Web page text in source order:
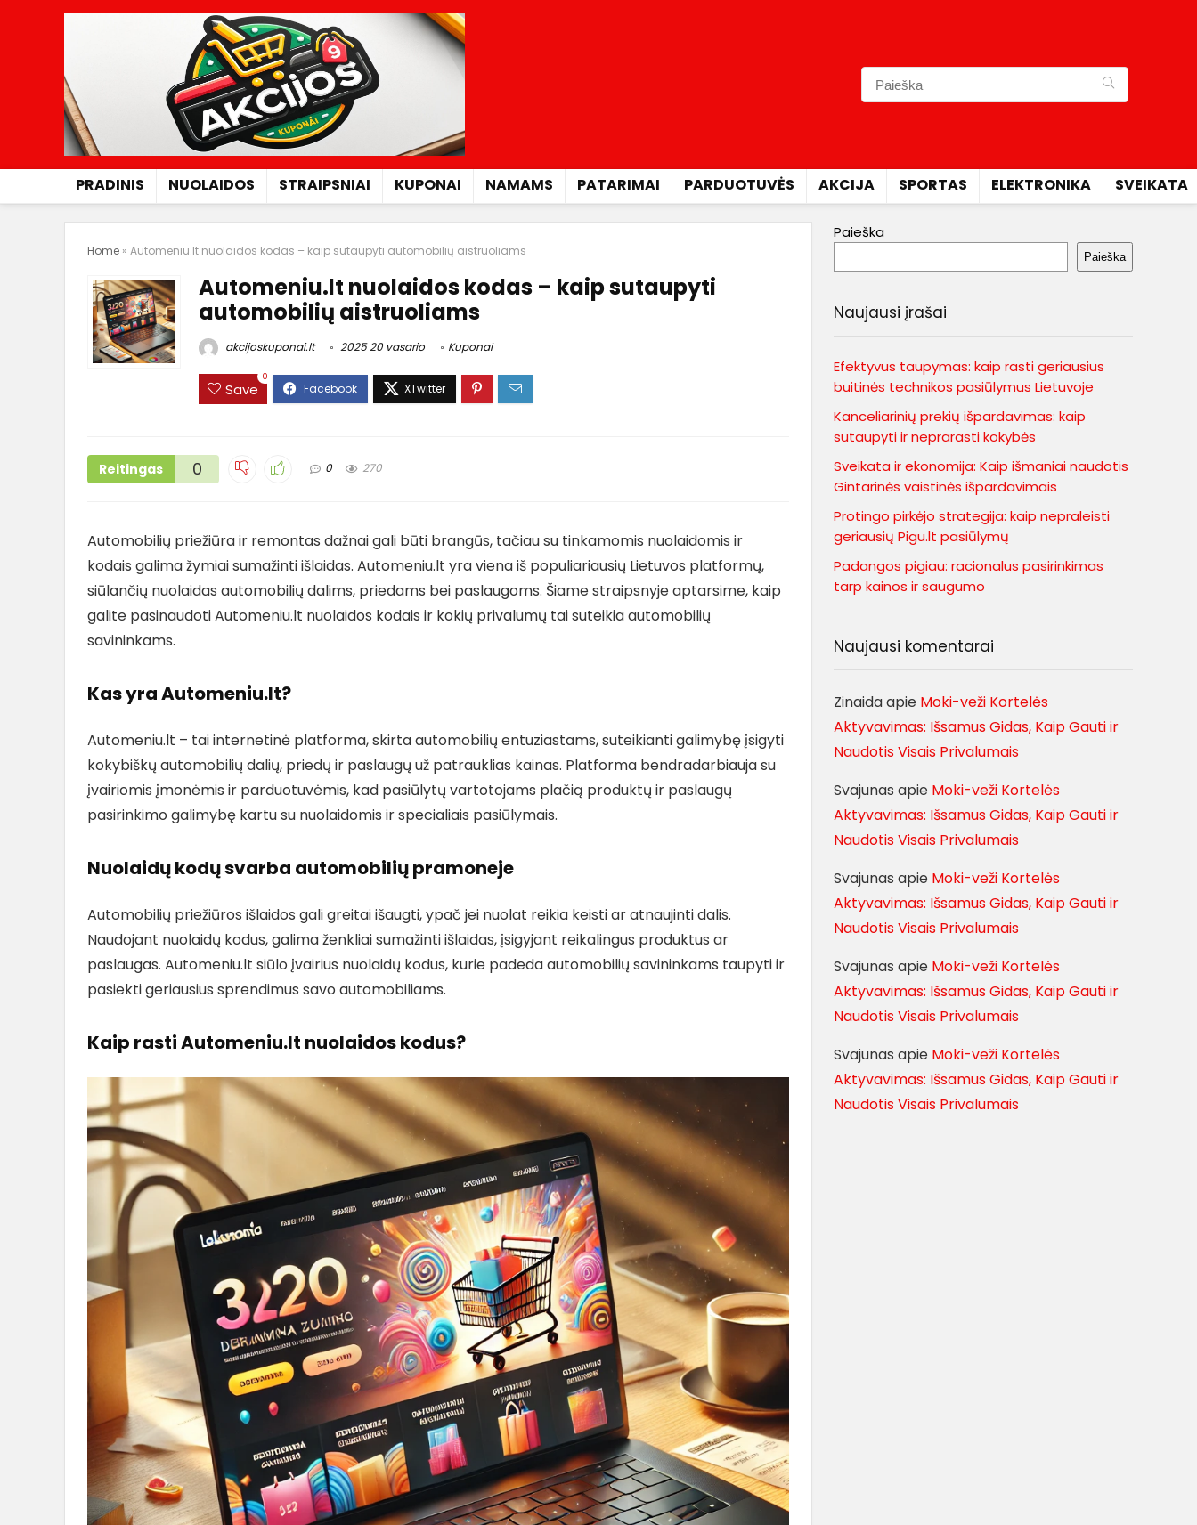
PRADINIS NUOLAIDOS STRAIPSNIAI KUPONAI NAMAMS PATARIMAI PARDUOTUVĖS AKCIJA SPORTAS ELEKTRONIKA SVEIKATA
Home » Automeniu.lt nuolaidos kodas – kaip sutaupyti automobilių aistruoliams
Automeniu.lt nuolaidos kodas – kaip sutaupyti
automobilių aistruoliams
akcijoskuponai.lt 2025 20 vasario Kuponai
Save
0
Reitingas 0 0 270
Automobilių priežiūra ir remontas dažnai gali būti brangūs, tačiau su tinkamomis nuolaidomis ir
kodais galima žymiai sumažinti išlaidas. Automeniu.lt yra viena iš populiariausių Lietuvos platformų,
siūlančių nuolaidas automobilių dalims, priedams bei paslaugoms. Šiame straipsnyje aptarsime, kaip
galite pasinaudoti Automeniu.lt nuolaidos kodais ir kokių privalumų tai suteikia automobilių
savininkams.
Kas yra Automeniu.lt?
Automeniu.lt – tai internetinė platforma, skirta automobilių entuziastams, suteikianti galimybę įsigyti
kokybiškų automobilių dalių, priedų ir paslaugų už patrauklias kainas. Platforma bendradarbiauja su
įvairiomis įmonėmis ir parduotuvėmis, kad pasiūlytų vartotojams plačią produktų ir paslaugų
pasirinkimo galimybę kartu su nuolaidomis ir specialiais pasiūlymais.
Nuolaidų kodų svarba automobilių pramoneje
Automobilių priežiūros išlaidos gali greitai išaugti, ypač jei nuolat reikia keisti ar atnaujinti dalis.
Naudojant nuolaidų kodus, galima ženkliai sumažinti išlaidas, įsigyjant reikalingus produktus ar
paslaugas. Automeniu.lt siūlo įvairius nuolaidų kodus, kurie padeda automobilių savininkams taupyti ir
pasiekti geriausius sprendimus savo automobiliams.
Kaip rasti Automeniu.lt nuolaidos kodus?
Paieška
Paieška
Naujausi įrašai
Efektyvus taupymas: kaip rasti geriausius
buitinės technikos pasiūlymus Lietuvoje
Kanceliarinių prekių išpardavimas: kaip
sutaupyti ir neprarasti kokybės
Sveikata ir ekonomija: Kaip išmaniai naudotis
Gintarinės vaistinės išpardavimais
Protingo pirkėjo strategija: kaip nepraleisti
geriausių Pigu.lt pasiūlymų
Padangos pigiau: racionalus pasirinkimas
tarp kainos ir saugumo
Naujausi komentarai
Zinaidaapie Moki-veži Kortelės
Aktyvavimas: Išsamus Gidas, Kaip Gauti ir
Naudotis Visais Privalumais
Svajunas apie Moki-veži Kortelės
Aktyvavimas: Išsamus Gidas, Kaip Gauti ir
Naudotis Visais Privalumais
Svajunas apie Moki-veži Kortelės
Aktyvavimas: Išsamus Gidas, Kaip Gauti ir
Naudotis Visais Privalumais
Svajunas apie Moki-veži Kortelės
Aktyvavimas: Išsamus Gidas, Kaip Gauti ir
Naudotis Visais Privalumais
Svajunas apie Moki-veži Kortelės
Aktyvavimas: Išsamus Gidas, Kaip Gauti ir
Naudotis Visais Privalumais